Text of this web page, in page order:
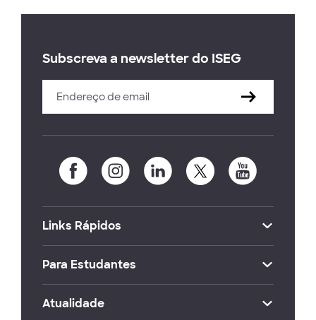
Subscreva a newsletter do ISEG
Links Rápidos
Para Estudantes
Atualidade